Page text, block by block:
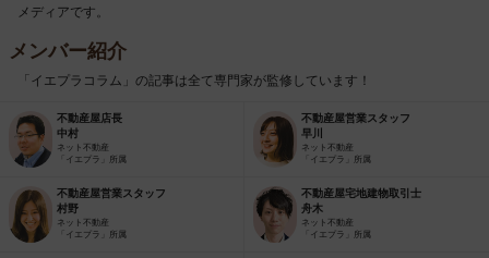
メディアです。
メンバー紹介
「イエプラコラム」の記事は全て専門家が監修しています！
不動産屋店長
中村
ネット不動産
「イエプラ」所属
不動産屋営業スタッフ
早川
ネット不動産
「イエプラ」所属
不動産屋営業スタッフ
村野
ネット不動産
「イエプラ」所属
不動産屋宅地建物取引士
舟木
ネット不動産
「イエプラ」所属